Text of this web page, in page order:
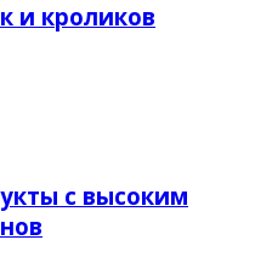
и кроликов
с высоким